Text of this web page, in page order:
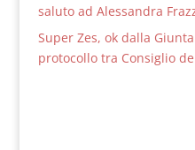
saluto ad Alessandra
Super Zes, ok dalla
protocollo tra Consiglio